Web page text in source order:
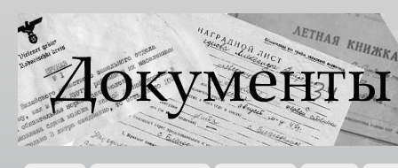
Документы
XX века
Всемирная
история в
Интернете